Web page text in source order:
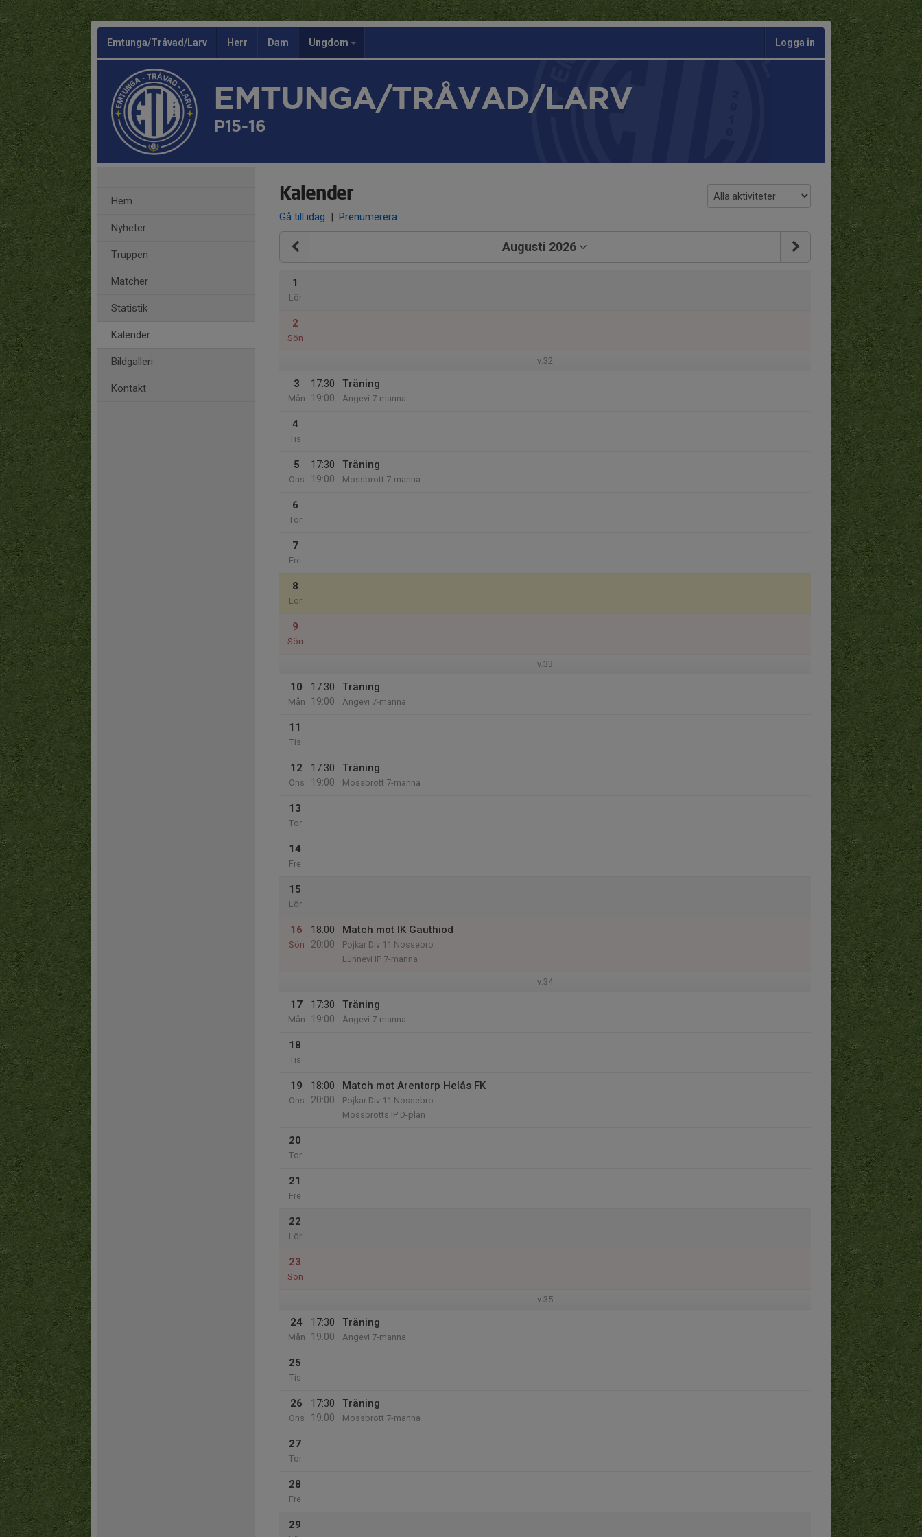
Emtunga/Tråvad/Larv Herr Dam Ungdom Logga in
EMTUNGA/TRÅVAD/LARV
P15-16
Hem
Nyheter
Truppen
Matcher
Statistik
Kalender
Bildgalleri
Kontakt
Kalender
Gå till idag | Prenumerera
Augusti 2026
1
Lör
2
Sön
v.32
3
Mån
17:30
19:00
Träning
Ängevi 7-manna
4
Tis
5
Ons
17:30
19:00
Träning
Mossbrott 7-manna
6
Tor
7
Fre
8
Lör
9
Sön
v.33
10
Mån
17:30
19:00
Träning
Ängevi 7-manna
11
Tis
12
Ons
17:30
19:00
Träning
Mossbrott 7-manna
13
Tor
14
Fre
15
Lör
16
Sön
18:00
20:00
Match mot IK Gauthiod
Pojkar Div 11 Nossebro
Lunnevi IP 7-manna
v.34
17
Mån
17:30
19:00
Träning
Ängevi 7-manna
18
Tis
19
Ons
18:00
20:00
Match mot Arentorp Helås FK
Pojkar Div 11 Nossebro
Mossbrotts IP D-plan
20
Tor
21
Fre
22
Lör
23
Sön
v.35
24
Mån
17:30
19:00
Träning
Ängevi 7-manna
25
Tis
26
Ons
17:30
19:00
Träning
Mossbrott 7-manna
27
Tor
28
Fre
29